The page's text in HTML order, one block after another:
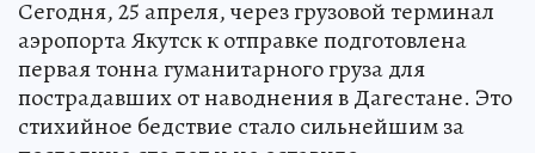
Сегодня, 25 апреля, через грузовой терминал
аэропорта Якутск к отправке подготовлена
первая тонна гуманитарного груза для
пострадавших от наводнения в Дагестане. Это
стихийное бедствие стало сильнейшим за